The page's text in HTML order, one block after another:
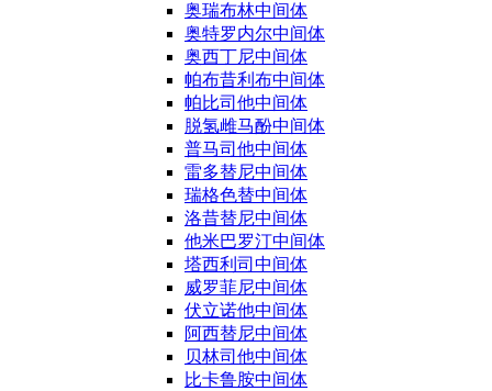
奥瑞布林中间体
奥特罗内尔中间体
奥西丁尼中间体
帕布昔利布中间体
帕比司他中间体
脱氢雌马酚中间体
普马司他中间体
雷多替尼中间体
瑞格色替中间体
洛昔替尼中间体
他米巴罗汀中间体
塔西利司中间体
威罗菲尼中间体
伏立诺他中间体
阿西替尼中间体
贝林司他中间体
比卡鲁胺中间体